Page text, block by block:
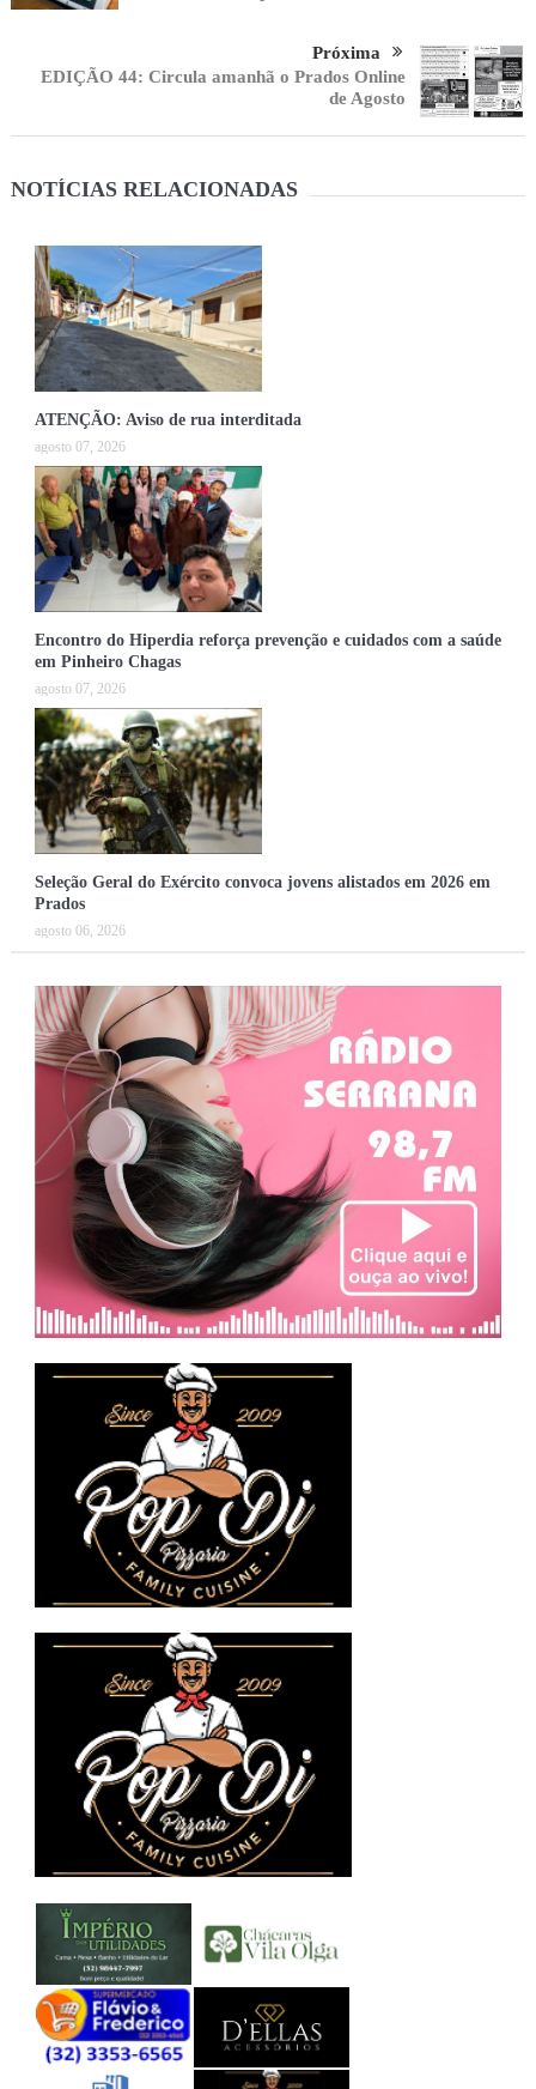
Próxima
EDIÇÃO 44: Circula amanhã o Prados Online
de Agosto
NOTÍCIAS RELACIONADAS
ATENÇÃO: Aviso de rua interditada
agosto 07, 2026
Encontro do Hiperdia reforça prevenção e cuidados com a saúde
em Pinheiro Chagas
agosto 07, 2026
Seleção Geral do Exército convoca jovens alistados em 2026 em
Prados
agosto 06, 2026